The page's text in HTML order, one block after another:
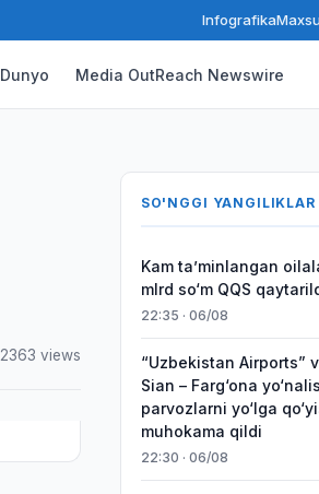
Infografika
Dunyo Media OutReach Newswire
2363 views
SO'NGGI YANGILIKLAR
Kam taʼminlangan
mlrd so‘m QQS
22:35 · 06/08
“Uzbekistan Airports”
Sian – Farg‘ona
parvozlarni yo‘lga
muhokama qildi
22:30 · 06/08